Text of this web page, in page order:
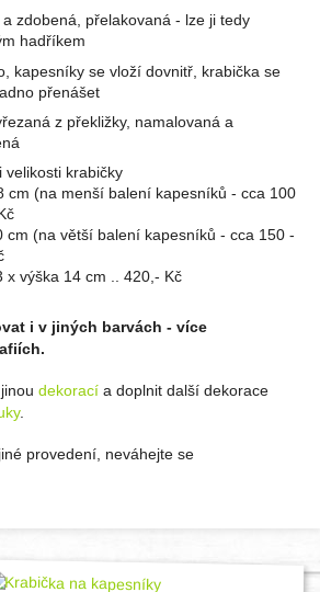
zdobená, přelakovaná - lze ji tedy
hadříkem
kapesníky se vloží dovnitř, krabička se
přenášet
z překližky, namalovaná a
velikosti krabičky
cm (na menší balení kapesníků - cca 100
cm (na větší balení kapesníků - cca 150 -
x výška 14 cm .. 420,- Kč
i v jiných barvách - více
dekorací a doplnit další dekorace
.
provedení, neváhejte se